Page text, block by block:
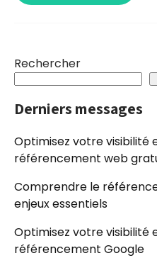
Rechercher
Derniers messages
Optimisez votre visibilité
référencement web
Comprendre le
enjeux essentiels
Optimisez votre visibilité
référencement Google